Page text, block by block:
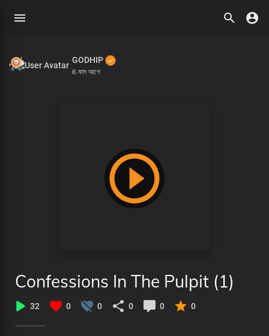
GODHIP
6 মাস আগে
Confessions In The Pulpit (1)
32 0 0 0 0 0